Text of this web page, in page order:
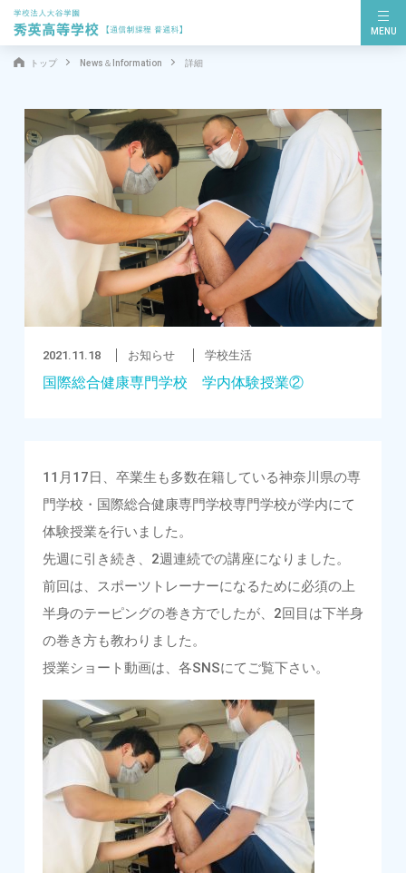
MENU
トップ News＆Information 詳細
2021.11.18 お知らせ 学校生活
国際総合健康専門学校 学内体験授業②
11月17日、卒業生も多数在籍している神奈川県の専
門学校・国際総合健康専門学校専門学校が学内にて
体験授業を行いました。
先週に引き続き、2週連続での講座になりました。
前回は、スポーツトレーナーになるために必須の上
半身のテーピングの巻き方でしたが、2回目は下半身
の巻き方も教わりました。
授業ショート動画は、各SNSにてご覧下さい。